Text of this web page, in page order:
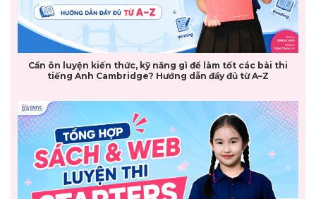
Cần ôn luyện kiến thức, kỹ năng gì để làm tốt các bài thi
tiếng Anh Cambridge? Hướng dẫn đầy đủ từ A–Z